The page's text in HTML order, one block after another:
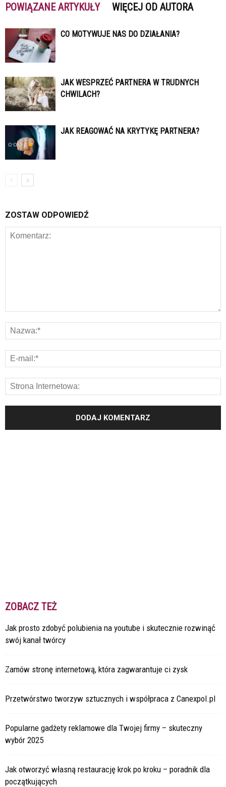
POWIĄZANE ARTYKUŁY WIĘCEJ OD AUTORA
CO MOTYWUJE NAS DO DZIAŁANIA?
JAK WESPRZEĆ PARTNERA W TRUDNYCH
CHWILACH?
JAK REAGOWAĆ NA KRYTYKĘ PARTNERA?
ZOSTAW ODPOWIEDŹ
ZOBACZ TEŻ
Jak prosto zdobyć polubienia na youtube i skutecznie rozwinąć
swój kanał twórcy
Zamów stronę internetową, która zagwarantuje ci zysk
Przetwórstwo tworzyw sztucznych i współpraca z Canexpol.pl
Popularne gadżety reklamowe dla Twojej firmy – skuteczny
wybór 2025
Jak otworzyć własną restaurację krok po kroku – poradnik dla
początkujących